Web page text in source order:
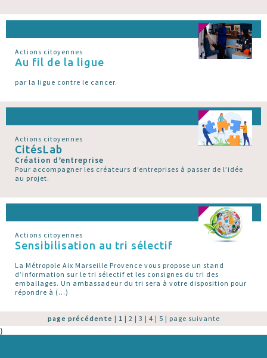
Actions citoyennes
Au fil de la ligue
par la ligue contre le cancer.
Actions citoyennes
CitésLab
Création d’entreprise
Pour accompagner les créateurs d’entreprises à passer de l’idée
au projet.
Actions citoyennes
Sensibilisation au tri sélectif
La Métropole Aix Marseille Provence vous propose un stand
d’information sur le tri sélectif et les consignes du tri des
emballages. Un ambassadeur du tri sera à votre disposition pour
répondre à (…)
page précédente | 1 | 2 | 3 | 4 | 5 | page suivante
}